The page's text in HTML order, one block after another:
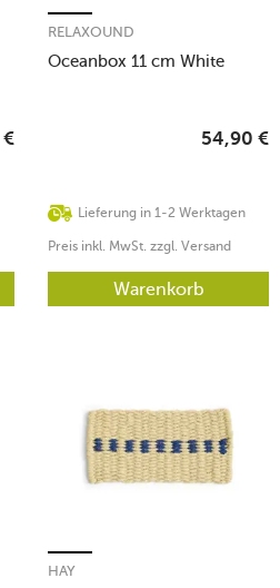
€
Oceanbox 11 cm White
RELAXOUND
Lieferung in 1-2 Werktagen
54,90 €
Preis inkl. MwSt. zzgl. Versand
Warenkorb
HAY